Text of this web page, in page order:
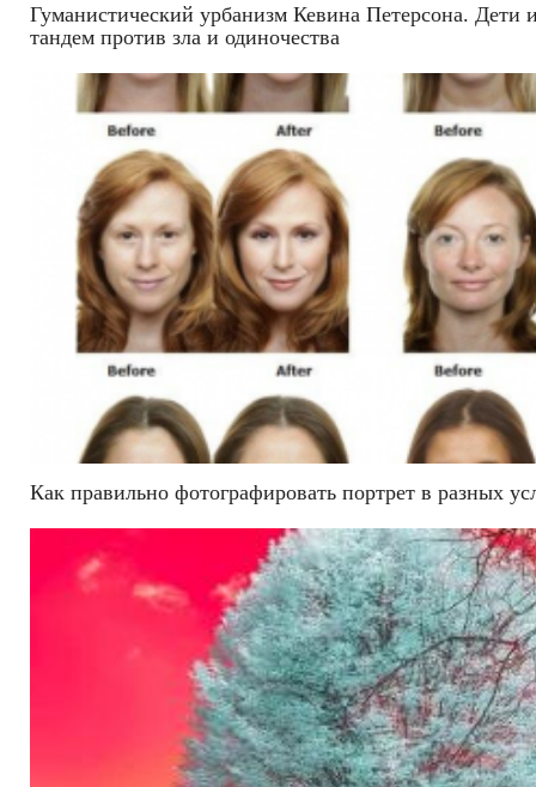
Гуманистический урбанизм Кевина Петерсона. Дети
тандем против зла и одиночества
Как правильно фотографировать портрет в разных